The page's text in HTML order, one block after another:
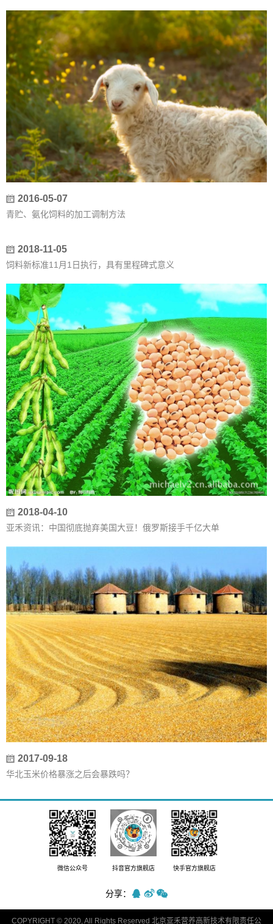
2016-05-07
青贮、氨化饲料的加工调制方法
2018-11-05
饲料新标准11月1日执行，具有里程碑式意义
2018-04-10
亚禾资讯：中国彻底抛弃美国大豆！俄罗斯接手千亿大单
2017-09-18
华北玉米价格暴涨之后会暴跌吗？
微信公众号 抖音官方旗舰店 快手官方旗舰店
分享：
COPYRIGHT © 2020, All Rights Reserved 北京亚禾营养高新技术有限责任公